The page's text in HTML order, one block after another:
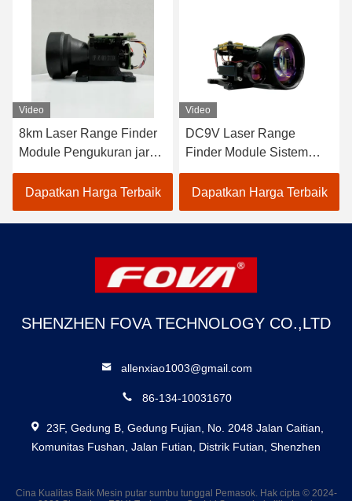
Video
8km Laser Range Finder
Module Pengukuran jarak
presisi, Pengakuan dan
Lokalisasi
Dapatkan Harga Terbaik
Video
DC9V Laser Range
Finder Module Sistem
fotolistrik mendeteksi jarak
target 120g, pengukuran
jarak laser
Dapatkan Harga Terbaik
SHENZHEN FOVA TECHNOLOGY CO.,LTD
allenxiao1003@gmail.com
86-134-10031670
23F, Gedung B, Gedung Fujian, No. 2048 Jalan Caitian,
Komunitas Fushan, Jalan Futian, Distrik Futian, Shenzhen
Cina Kualitas Baik Mesin putar sumbu tunggal Pemasok. Hak cipta © 2024-